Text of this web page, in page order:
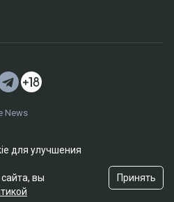
News
для улучшения
вы
Принять